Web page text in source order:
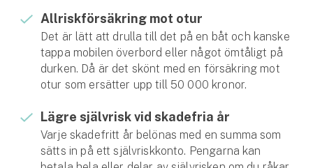
Jakthundsförsäkring
Kattförsäkring
Hem & hus
Hemförsäkring
Allrisk­försäkring mot otur
Det är lätt att drulla till det på en båt och kanske
tappa mobilen överbord eller något ömtåligt på
durken. Då är det skönt med en försäkring mot
otur som ersätter upp till 50 000 kronor.
Lägre självrisk vid skadefria år
Varje skadefritt år belönas med en summa som
sätts in på ett självrisk­konto. Pengarna kan